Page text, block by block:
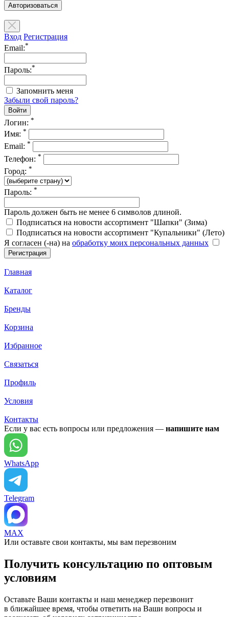
Авторизоваться
Вход Регистрация
Email:*
Пароль:*
Запомнить меня
Забыли свой пароль?
Логин: *
Имя: *
Email: *
Телефон: *
Город: *
Пароль: *
Пароль должен быть не менее 6 символов длиной.
Подписаться на новости ассортимент "Шапки" (Зима)
Подписаться на новости ассортимент "Купальники" (Лето)
Я согласен (-на) на обработку моих персональных данных
Главная
Каталог
Бренды
Корзина
Избранное
Связаться
Профиль
Условия
Контакты
Если у вас есть вопросы или предложения — напишите нам
WhatsApp
Telegram
MAX
Или оставьте свои контакты, мы вам перезвоним
Получить консультацию по оптовым
условиям
Оставьте Ваши контакты и наш менеджер перезвонит
в ближайшее время, чтобы ответить на Ваши вопросы и